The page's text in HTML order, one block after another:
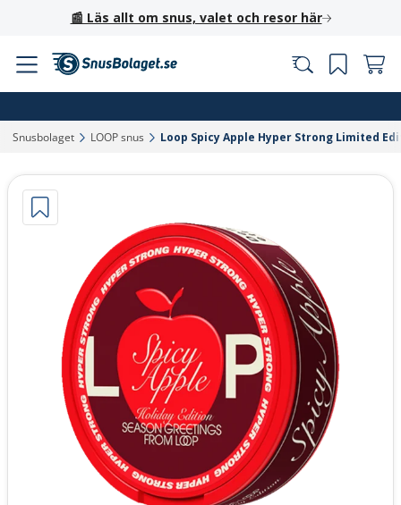
📰 Läs allt om snus, valet och resor här
Snusbolaget‎ LOOP snus‎ Loop Spicy Apple Hyper Strong Limited